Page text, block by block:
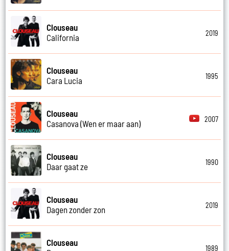
Clouseau
California
2019
Clouseau
Cara Lucia
1995
Clouseau
Casanova (Wen er maar aan)
2007
Clouseau
Daar gaat ze
1990
Clouseau
Dagen zonder zon
2019
Clouseau
1989